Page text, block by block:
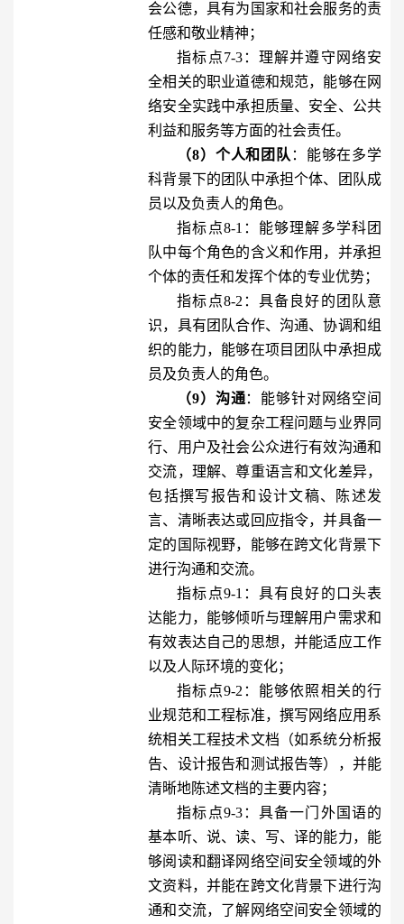
会公德，具有为国家和社会服务的责
任感和敬业精神；
指标点7-3：理解并遵守网络安
全相关的职业道德和规范，能够在网
络安全实践中承担质量、安全、公共
利益和服务等方面的社会责任。
（8）个人和团队 ：能够在多学
科背景下的团队中承担个体、团队成
员以及负责人的角色。
指标点8-1：能够理解多学科团
队中每个角色的含义和作用，并承担
个体的责任和发挥个体的专业优势；
指标点8-2：具备良好的团队意
识，具有团队合作、沟通、协调和组
织的能力，能够在项目团队中承担成
员及负责人的角色。
（9）沟通：能够针对网络空间
安全领域中的复杂工程问题与业界同
行、用户及社会公众进行有效沟通和
交流，理解、尊重语言和文化差异，
包括撰写报告和设计文稿、陈述发
言、清晰表达或回应指令，并具备一
定的国际视野，能够在跨文化背景下
进行沟通和交流。
指标点9-1：具有良好的口头表
达能力，能够倾听与理解用户需求和
有效表达自己的思想，并能适应工作
以及人际环境的变化；
指标点9-2：能够依照相关的行
业规范和工程标准，撰写网络应用系
统相关工程技术文档（如系统分析报
告、设计报告和测试报告等），并能
清晰地陈述文档的主要内容；
指标点9-3：具备一门外国语的
基本听、说、读、写、译的能力，能
够阅读和翻译网络空间安全领域的外
文资料，并能在跨文化背景下进行沟
通和交流，了解网络空间安全领域的